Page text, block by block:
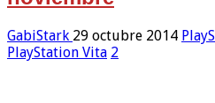
GabiStark 29 octubre 2014
PlayStation Vita 2